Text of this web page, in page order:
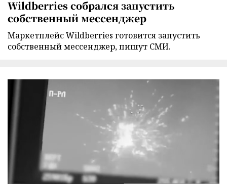
Wildberries собрался запустить
собственный мессенджер
Маркетплейс Wildberries готовится запустить
собственный мессенджер, пишут СМИ.